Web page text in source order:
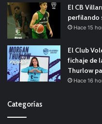
El CB
perfilando
Hace 15
El Club
fichaje de
Thurlow
Hace 16
Categorías